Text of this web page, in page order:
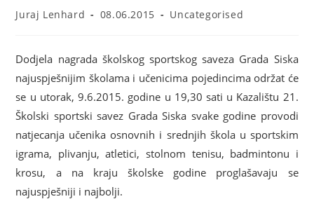
Juraj Lenhard 08.06.2015 Uncategorised
Dodjela nagrada školskog sportskog saveza Grada Siska
najuspješnijim školama i učenicima pojedincima održat će
se u utorak, 9.6.2015. godine u 19,30 sati u Kazalištu 21.
Školski sportski savez Grada Siska svake godine provodi
natjecanja učenika osnovnih i srednjih škola u sportskim
igrama, plivanju, atletici, stolnom tenisu, badmintonu i
krosu, a na kraju školske godine proglašavaju se
najuspješniji i najbolji.